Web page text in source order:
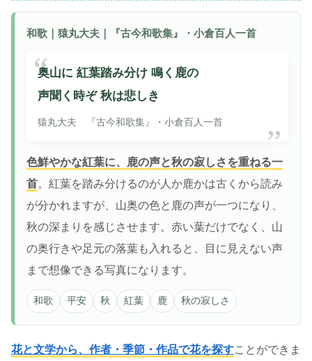
和歌｜猿丸大夫｜『古今和歌集』・小倉百人一首
奥山に 紅葉踏み分け 鳴く鹿の
声聞く時ぞ 秋は悲しき
猿丸大夫 『古今和歌集』・小倉百人一首
色鮮やかな紅葉に、鹿の声と秋の寂しさを重ねる一
首。紅葉を踏み分けるのが人か鹿かは古くから読み
が分かれますが、山奥の色と鹿の声が一つになり、
秋の深まりを感じさせます。赤い葉だけでなく、山
の奥行きや足元の落葉も入れると、目に見えない声
まで想像できる写真になります。
和歌 平安 秋 紅葉 鹿 秋の寂しさ
花と文学から、作者・季節・作品で花を探すことができま